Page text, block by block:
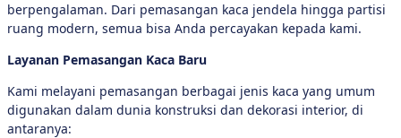
berpengalaman. Dari pemasangan kaca jendela hingga partisi
ruang modern, semua bisa Anda percayakan kepada kami.
Layanan Pemasangan Kaca Baru
Kami melayani pemasangan berbagai jenis kaca yang umum
digunakan dalam dunia konstruksi dan dekorasi interior, di
antaranya: